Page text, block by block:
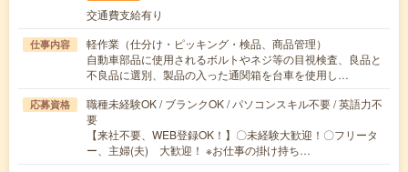
交通費支給有り
仕事内容
軽作業（仕分け・ピッキング・検品、商品管理）
自動車部品に使用されるボルトやネジ等の目視検査、良品と
不良品に選別、製品の入った通関箱を台車を使用し…
応募資格
職種未経験OK / ブランクOK / パソコンスキル不要 / 英語力不
要
【来社不要、WEB登録OK！】〇未経験大歓迎！〇フリータ
ー、主婦(夫) 大歓迎！ ※お仕事の掛け持ち…